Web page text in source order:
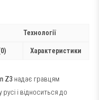
Технології
Характеристики
Z3 надає гравцям
і відноситься до